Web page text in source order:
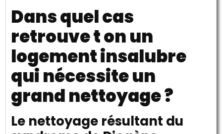
Dans quel cas
retrouve t on un
logement insalubre
qui nécessite un
grand nettoyage ?
Le nettoyage résultant du